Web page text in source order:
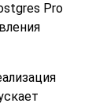
Pro